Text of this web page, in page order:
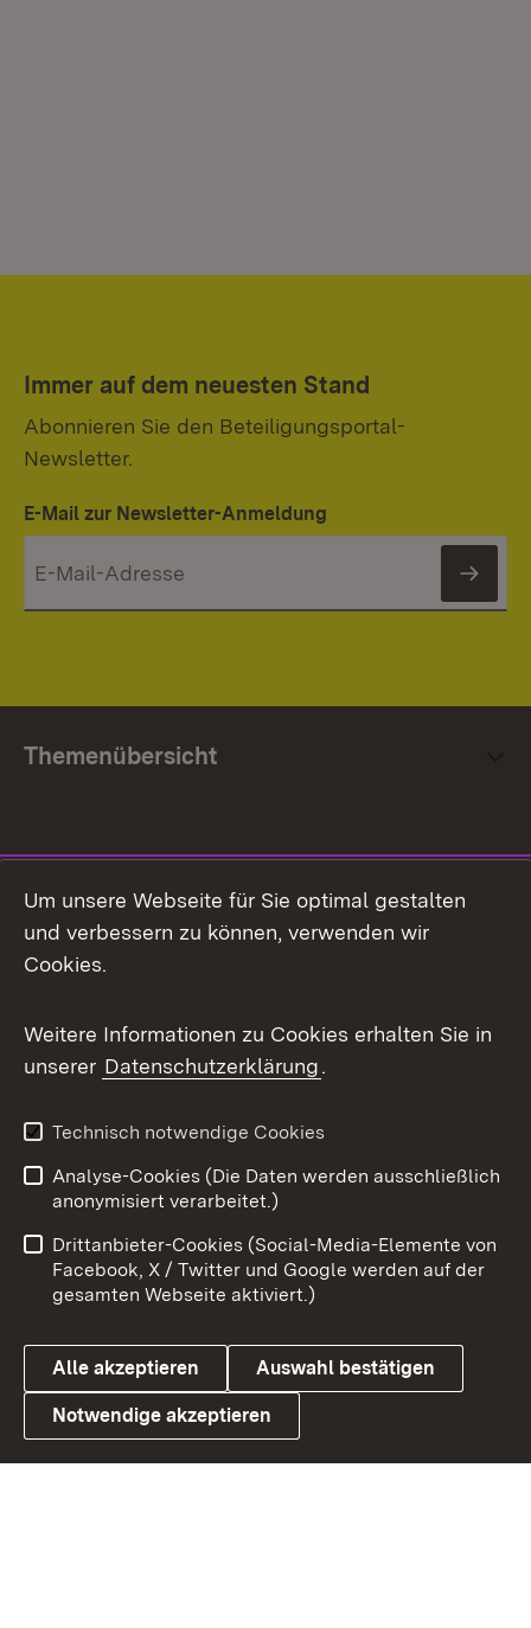
Immer auf dem neuesten Stand
Abonnieren Sie den Beteiligungsportal-
Newsletter.
E-Mail zur Newsletter-Anmeldung
Themenübersicht
Facebook
X / Twitter
Youtube
Link zum Landesportal
Impressum
Kontakt
Barrierefreiheit
Datenschutz
Cookies
Um unsere Webseite für Sie optimal gestalten
und verbessern zu können, verwenden wir
Cookies.
Weitere Informationen zu Cookies erhalten Sie in
unserer Datenschutzerklärung.
Technisch notwendige Cookies
Analyse-Cookies (Die Daten werden ausschließlich
anonymisiert verarbeitet.)
Drittanbieter-Cookies (Social-Media-Elemente von
Facebook, X / Twitter und Google werden auf der
gesamten Webseite aktiviert.)
Alle akzeptieren Auswahl bestätigen
Notwendige akzeptieren